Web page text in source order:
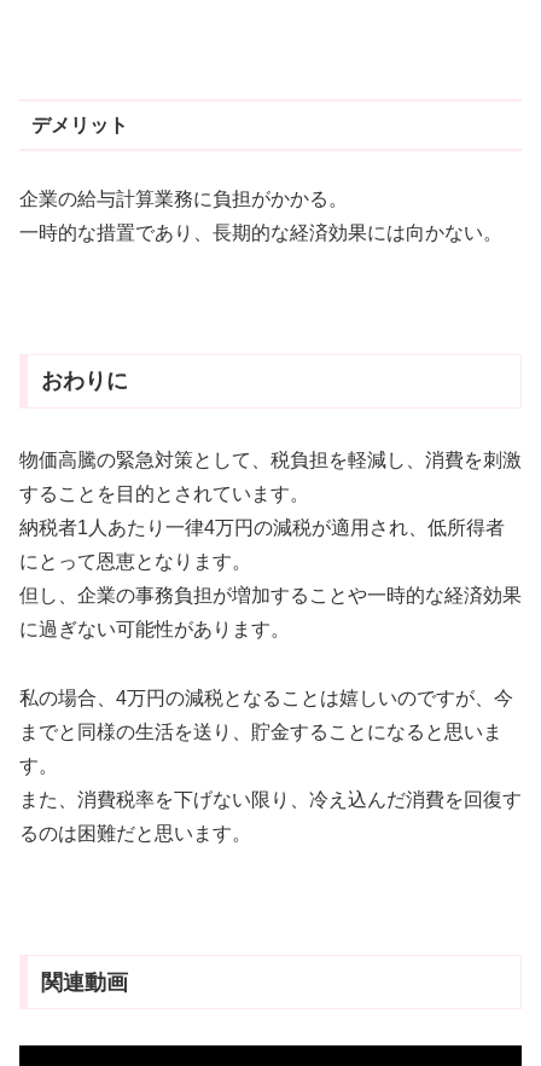
デメリット
企業の給与計算業務に負担がかかる。
一時的な措置であり、長期的な経済効果には向かない。
おわりに
物価高騰の緊急対策として、税負担を軽減し、消費を刺激
することを目的とされています。
納税者1人あたり一律4万円の減税が適用され、低所得者
にとって恩恵となります。
但し、企業の事務負担が増加することや一時的な経済効果
に過ぎない可能性があります。
私の場合、4万円の減税となることは嬉しいのですが、今
までと同様の生活を送り、貯金することになると思いま
す。
また、消費税率を下げない限り、冷え込んだ消費を回復す
るのは困難だと思います。
関連動画